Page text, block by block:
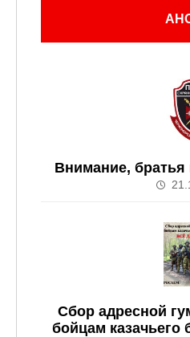
Внимание, братья
Сбор адресной
бойцам казачьего